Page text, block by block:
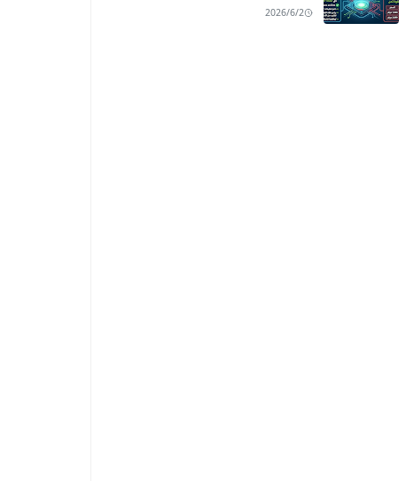
2026/6/2